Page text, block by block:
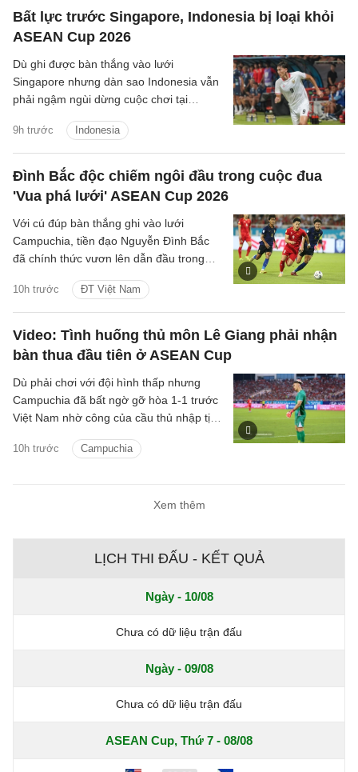
Bất lực trước Singapore, Indonesia bị loại khỏi
ASEAN Cup 2026
9h trước Indonesia
Dù ghi được bàn thắng vào lưới
Singapore nhưng dàn sao Indonesia vẫn
phải ngậm ngùi dừng cuộc chơi tại
bảng A.
Đình Bắc độc chiếm ngôi đầu trong cuộc đua
'Vua phá lưới' ASEAN Cup 2026
10h trước ĐT Việt Nam
Với cú đúp bàn thắng ghi vào lưới
Campuchia, tiền đạo Nguyễn Đình Bắc
đã chính thức vươn lên dẫn đầu trong
Video: Tình huống thủ môn Lê Giang phải nhận
bàn thua đầu tiên ở ASEAN Cup
10h trước Campuchia
Dù phải chơi với đội hình thấp nhưng
Campuchia đã bất ngờ gỡ hòa 1-1 trước
Việt Nam nhờ công của cầu thủ nhập tịch
Xem thêm
LỊCH THI ĐẤU - KẾT QUẢ
Ngày - 10/08
Chưa có dữ liệu trận đấu
Ngày - 09/08
Chưa có dữ liệu trận đấu
ASEAN Cup, Thứ 7 - 08/08